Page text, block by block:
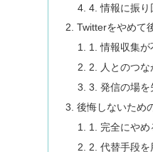
4. 情報に振り
Twitterをやめて
1. 情報収集が
2. 人とのつな
3. 発信の場を
後悔しないため
1. 完全にやめ
2. 代替手段を